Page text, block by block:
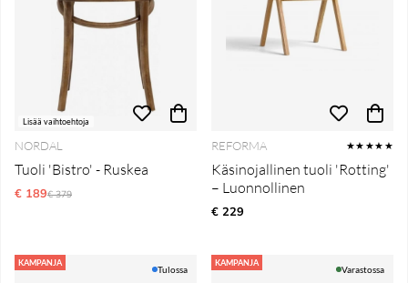
Lisää vaihtoehtoja
NORDAL
Tuoli 'Bistro' - Ruskea
€ 189Normaali hinta
€ 379
REFORMA ★★★★★
Käsinojallinen tuoli 'Rotting'
– Luonnollinen
€ 229
KAMPANJA
Tulossa
KAMPANJA
Varastossa